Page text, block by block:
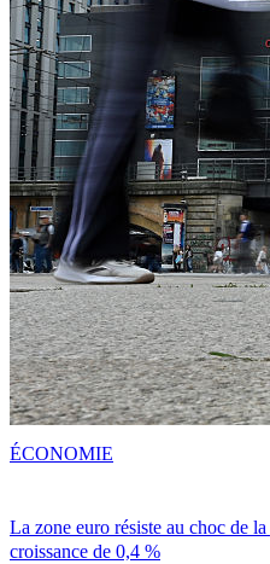
La zone euro résiste au choc de
croissance de 0,4 %
ÉCONOMIE